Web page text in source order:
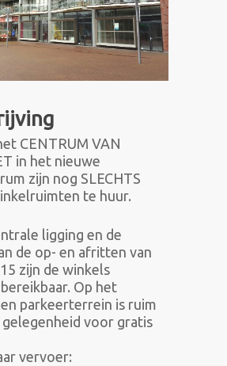
CENTRUM VAN
in het nieuwe
zijn nog SLECHTS
te huur.
ligging en de
de op- en afritten van
zijn de winkels
Op het
parkeerterrein is ruim
voor gratis
vervoer: